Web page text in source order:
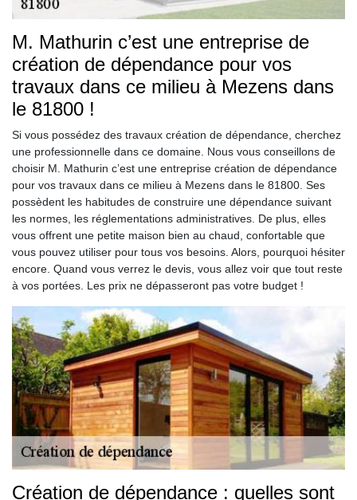
M. Mathurin c’est une entreprise de
création de dépendance pour vos
travaux dans ce milieu à Mezens dans
le 81800 !
Si vous possédez des travaux création de dépendance, cherchez
une professionnelle dans ce domaine. Nous vous conseillons de
choisir M. Mathurin c’est une entreprise création de dépendance
pour vos travaux dans ce milieu à Mezens dans le 81800. Ses
possèdent les habitudes de construire une dépendance suivant
les normes, les réglementations administratives. De plus, elles
vous offrent une petite maison bien au chaud, confortable que
vous pouvez utiliser pour tous vos besoins. Alors, pourquoi hésiter
encore. Quand vous verrez le devis, vous allez voir que tout reste
à vos portées. Les prix ne dépasseront pas votre budget !
Création de dépendance : quelles sont